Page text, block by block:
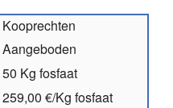
Kooprechten
Aangeboden
50 Kg fosfaat
259,00 €/Kg fosfaat